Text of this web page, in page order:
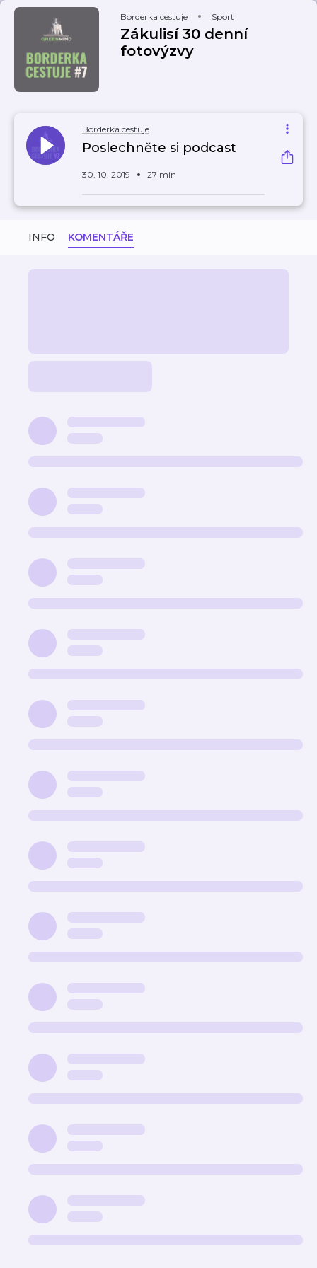
Borderka cestuje Sport
Zákulisí 30 denní
fotovýzvy
Borderka cestuje
Poslechněte si podcast
30. 10. 2019 27 min
INFO KOMENTÁŘE